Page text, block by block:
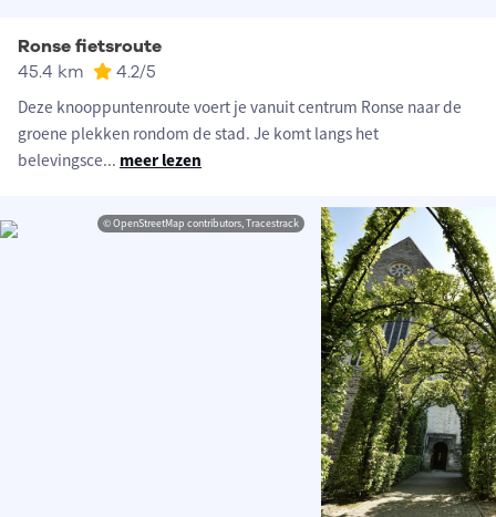
Ronse fietsroute
45.4 km 4.2/5
Deze knooppuntenroute voert je vanuit centrum Ronse naar de
groene plekken rondom de stad. Je komt langs het
belevingsce... meer lezen
© OpenStreetMap contributors, Tracestrack